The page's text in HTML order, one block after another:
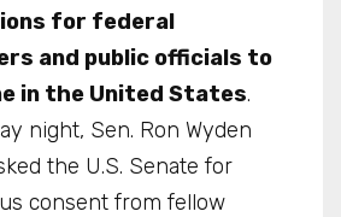
for federal
and public officials to
in the United States.
night, Sen. Ron Wyden
the U.S. Senate for
consent from fellow